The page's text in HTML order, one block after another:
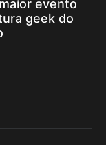
evento
geek do